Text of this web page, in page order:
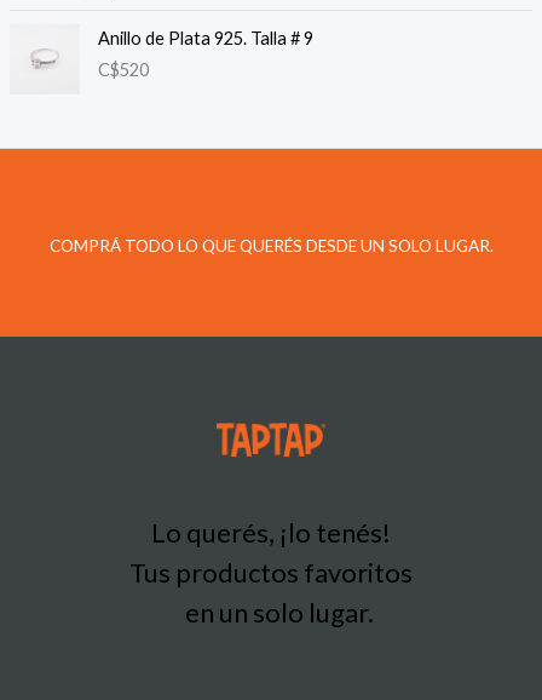
Anillo de Plata 925. Talla # 9
C$520
COMPRÁ TODO LO QUE QUERÉS DESDE UN SOLO LUGAR.
Lo querés, ¡lo tenés!
Tus productos favoritos
en un solo lugar.